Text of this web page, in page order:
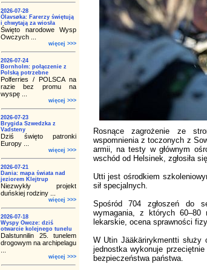
2026-07-28
Ólavsøka: Farerzy świętują
i chwytają za wiosła
Święto narodowe Wysp
Owczych ...
więcej >>>
2026-07-24
Bornholm: połączenie z
Polską potrzebne
Polferries / POLSCA na
razie bez promu na
wyspę ...
więcej >>>
2026-07-23
Brygida Szwedzka z
Vadsteny
Dziś święto patronki
Europy ...
więcej >>>
2026-07-21
Dania: mapa świata nad
jeziorem Klejtrup
Niezwykły projekt
duńskiej rodziny ...
więcej >>>
2026-07-18
Wyspy Owcze: dziś
otwarcie kolejnego tunelu
Dalstunnilin 25. tunelem
drogowym na archipelagu
więcej >>>
Rosnące zagrożenie ze
wspomnienia z toczonych z
armii, na testy w głównym
wschód od Helsinek, zgłosiła
Utti jest ośrodkiem
sił specjalnych.
Spośród 704 zgłoszeń do
wymagania, z których 60–80
lekarskie, ocena sprawności
W Utin Jääkärirykmentti służy
jednostka wykonuje
bezpieczeństwa państwa.